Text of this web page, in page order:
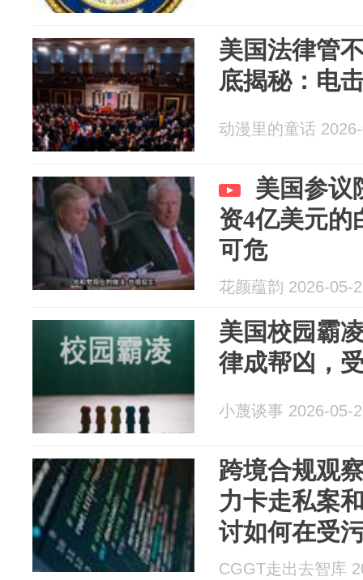
美国法律管
底揭秘：电
动漫里的童话
美国参议
资4亿美元的
可危
花颜蕴韵 2026-05-
美国校园霸
律成帮凶，
小蔑谈事 2026-05-
跨境合规观
力卡走私案
讨如何在受
【走出去智
CGGT走出去智库